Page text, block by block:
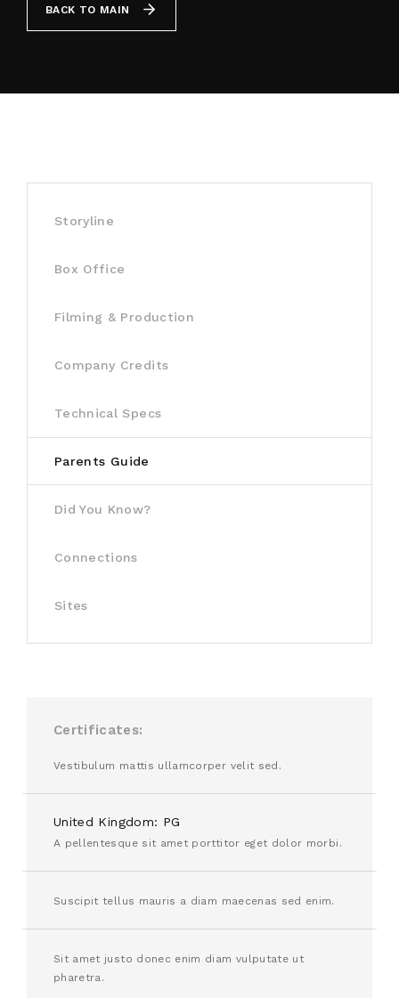
BACK TO MAIN
Storyline
Box Office
Filming & Production
Company Credits
Technical Specs
Parents Guide
Did You Know?
Connections
Sites
Certificates
Vestibulum mattis ullamcorper velit sed.
United Kingdom: PG
A pellentesque sit amet porttitor eget dolor morbi.
Suscipit tellus mauris a diam maecenas sed enim.
Sit amet justo donec enim diam vulputate ut
pharetra.
By signing in, you agree to